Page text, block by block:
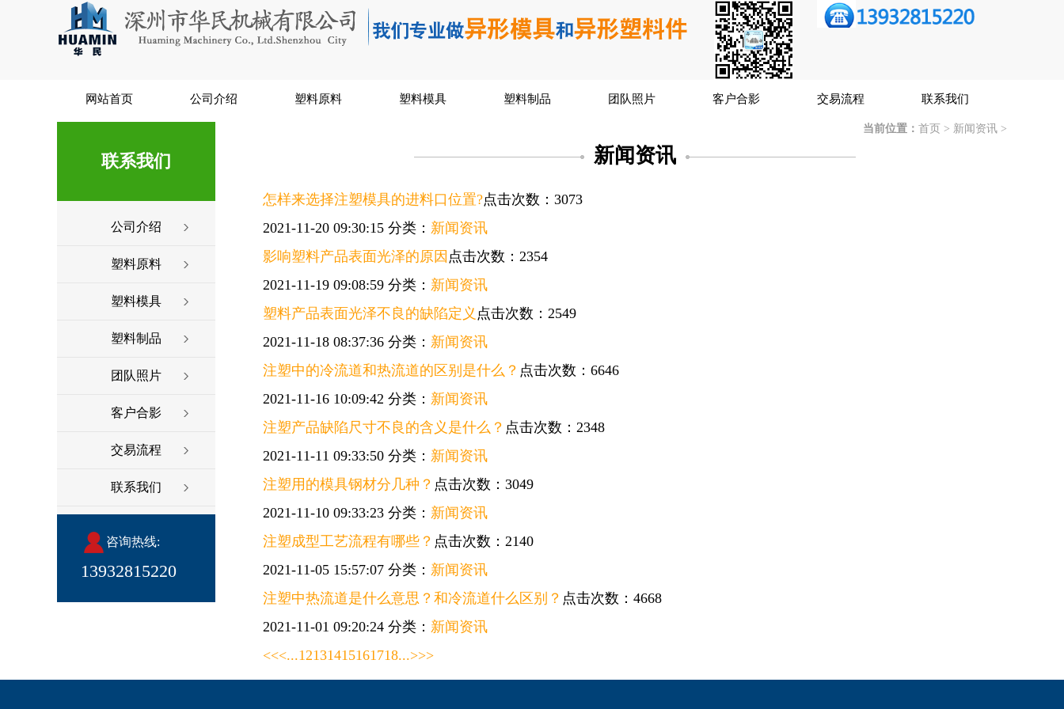
网站首页 公司介绍 塑料原料 塑料模具 塑料制品 团队照片 客户合影 交易流程 联系我们
联系我们
公司介绍
塑料原料
塑料模具
塑料制品
团队照片
客户合影
交易流程
联系我们
咨询热线:
13932815220
当前位置： 首页 > 新闻资讯 >
新闻资讯
怎样来选择注塑模具的进料口位置?点击次数：3073
2021-11-20 09:30:15 分类： 新闻资讯
影响塑料产品表面光泽的原因 点击次数：2354
2021-11-19 09:08:59 分类： 新闻资讯
塑料产品表面光泽不良的缺陷定义 点击次数：2549
2021-11-18 08:37:36 分类： 新闻资讯
注塑中的冷流道和热流道的区别是什么？ 点击次数：6646
2021-11-16 10:09:42 分类： 新闻资讯
注塑产品缺陷尺寸不良的含义是什么？ 点击次数：2348
2021-11-11 09:33:50 分类： 新闻资讯
注塑用的模具钢材分几种？ 点击次数：3049
2021-11-10 09:33:23 分类： 新闻资讯
注塑成型工艺流程有哪些？ 点击次数：2140
2021-11-05 15:57:07 分类： 新闻资讯
注塑中热流道是什么意思？和冷流道什么区别？ 点击次数：4668
2021-11-01 09:20:24 分类： 新闻资讯
<<<...12131415161718...>>>